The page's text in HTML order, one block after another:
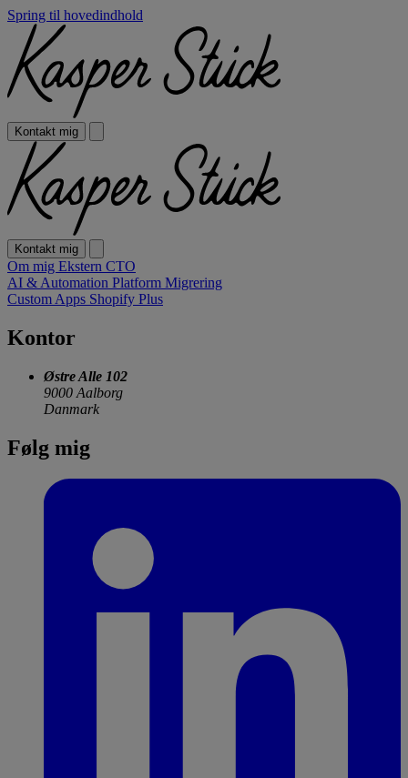
Spring til hovedindhold
Kontakt mig
Kontakt mig
Om mig Ekstern CTO
AI & Automation Platform Migrering
Custom Apps Shopify Plus
Kontor
Østre Alle 102
9000 Aalborg
Danmark
Følg mig